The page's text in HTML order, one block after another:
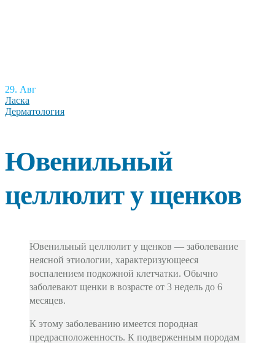
29. Авг
Ласка
Дерматология
Ювенильный
целлюлит у щенков
Ювенильный целлюлит у щенков — заболевание
неясной этиологии, характеризующееся
воспалением подкожной клетчатки. Обычно
заболевают щенки в возрасте от 3 недель до 6
месяцев.
К этому заболеванию имеется породная
предрасположенность. К подверженным породам